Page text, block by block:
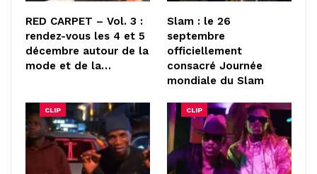
RED CARPET – Vol. 3 :
rendez-vous les 4 et 5
décembre autour de la
mode et de la…
Slam : le 26
septembre
officiellement
consacré Journée
mondiale du Slam
CLIP CLIP